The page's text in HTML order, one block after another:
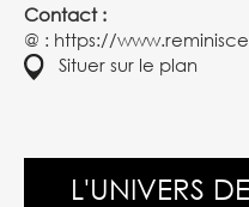
Contact :
@ : https://
Situer sur le plan
L'UNIVERS